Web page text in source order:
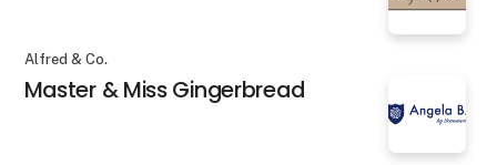
Alfred & Co.
Master & Miss Gingerbread